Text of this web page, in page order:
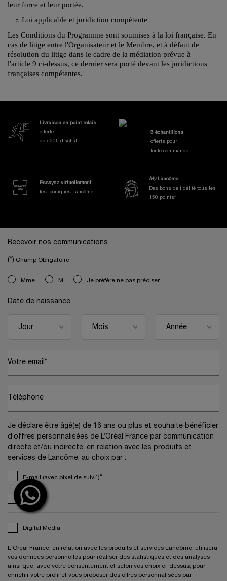
leur force et leur portée.
Loi applicable et juridiction compétente
Les Conditions du Programme sont soumises à la loi française. En
cas de litige entre l'Organisateur et le Membre, et à défaut de
résolution du litige dans le cadre de la médiation prévue à
l'article 9 ci-dessus, ce dernier sera porté devant les juridictions
françaises compétentes.
Nos Engagements et Avantages
Livraison en point relais
offerte
dès 60€ d’achat
3 échantillons
offerts pour
toute commande
Essayez virtuellement
les iconiques Lancôme
MyLancôme
Des bons de fidélité tous les
150 points*
Recevoir nos communications
(*) Champ Obligatoire
newslettersignup.title.legend
Mme M Je préfère ne pas préciser
Date de naissance
Votre email *
Téléphone
Je déclare être âgé(e) de 16 ans ou plus et souhaite bénéficier
d’offres personnalisées de L’Oréal France par communication
directe et/ou indirecte, en relation avec les produits et
services de Lancôme, au choix par :
E-mail (avec pixel de suivi¹)*
SMS
Digital Media
L'Oréal France, en relation avec les produits et services Lancôme, utilisera
vos données personnelles pour réaliser des statistiques et des analyses
ainsi que, avec votre consentement et selon vos choix ci-dessus, pour
enrichir votre profil et vous proposer des offres personnalisées par